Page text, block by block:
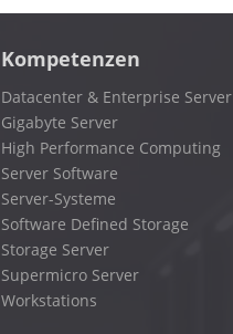
Kompetenzen
Datacenter & Enterprise Server
Gigabyte Server
High Performance Computing
Server Software
Server-Systeme
Software Defined Storage
Storage Server
Supermicro Server
Workstations